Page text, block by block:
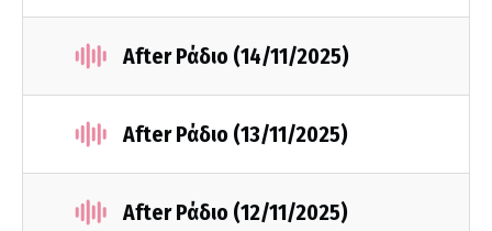
After Ράδιο (14/11/2025)
After Ράδιο (13/11/2025)
After Ράδιο (12/11/2025)